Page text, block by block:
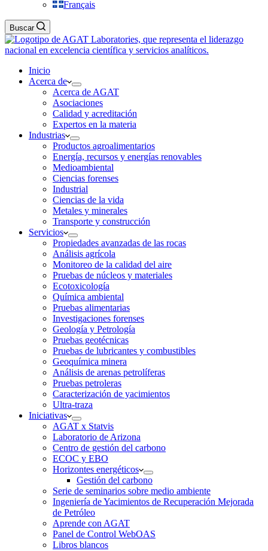
Français
Buscar
Inicio
Acerca de
Acerca de AGAT
Asociaciones
Calidad y acreditación
Expertos en la materia
Industrias
Productos agroalimentarios
Energía, recursos y energías renovables
Medioambiental
Ciencias forenses
Industrial
Ciencias de la vida
Metales y minerales
Transporte y construcción
Servicios
Propiedades avanzadas de las rocas
Análisis agrícola
Monitoreo de la calidad del aire
Pruebas de núcleos y materiales
Ecotoxicología
Química ambiental
Pruebas alimentarias
Investigaciones forenses
Geología y Petrología
Pruebas geotécnicas
Pruebas de lubricantes y combustibles
Geoquímica minera
Análisis de arenas petrolíferas
Pruebas petroleras
Caracterización de yacimientos
Ultra-traza
Iniciativas
AGAT x Statvis
Laboratorio de Arizona
Centro de gestión del carbono
ECOC y EBO
Horizontes energéticos
Gestión del carbono
Serie de seminarios sobre medio ambiente
Ingeniería de Yacimientos de Recuperación Mejorada
de Petróleo
Aprende con AGAT
Panel de Control WebOAS
Libros blancos